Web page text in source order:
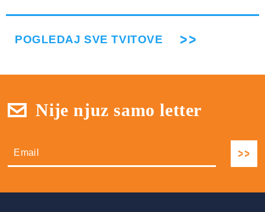
POGLEDAJ SVE TVITOVE
Nije njuz samo letter